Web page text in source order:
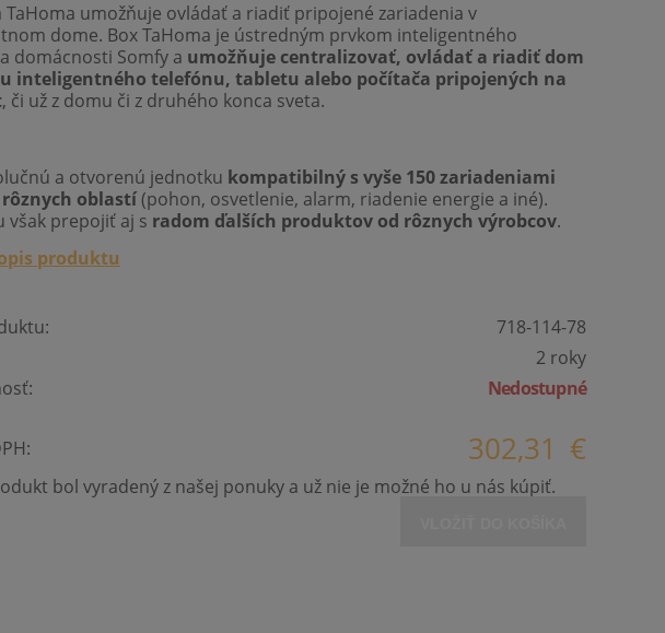
TaHoma umožňuje ovládať a riadiť pripojené zariadenia v
dome. Box TaHoma je ústredným prvkom inteligentného
domácnosti Somfy a umožňuje centralizovať, ovládať a riadiť dom
inteligentného telefónu, tabletu alebo počítača pripojených na
, či už z domu či z druhého konca sveta.
a otvorenú jednotku kompatibilný s vyše 150 zariadeniami
rôznych oblastí(pohon, osvetlenie, alarm, riadenie energie a iné).
však prepojiť aj s radom ďalších produktov od rôznych výrobcov.
produktu
718-114-78
2 roky
Nedostupné
302,31 €
bol vyradený z našej ponuky a už nie je možné ho u nás kúpiť.